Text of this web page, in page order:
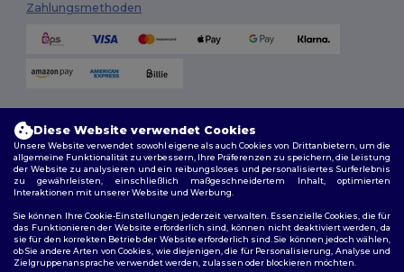
Zahlungsmethoden
Folge uns
Diese Website verwendet Cookies
Unsere Website verwendet sowohl eigene als auch Cookies von Drittanbietern, um die
allgemeine Funktionalität zu verbessern, Ihre Präferenzen zu speichern, die Leistung
der Website zu analysieren und ein reibungsloses und personalisiertes Surferlebnis
zu gewährleisten, einschließlich maßgeschneidertem Inhalt, optimierten
Interaktionen mit unserer Website und Werbung.
Sie können Ihre Cookie-Einstellungen jederzeit verwalten. Essenzielle Cookies, die für
das Funktionieren der Website erforderlich sind, können nicht deaktiviert werden, da
sie für den korrekten Betrieb der Website erforderlich sind. Sie können jedoch wählen,
ob Sie andere Arten von Cookies, wie diejenigen, die für Personalisierung, Analyse und
Zielgruppenansprache verwendet werden, zulassen oder blockieren möchten.